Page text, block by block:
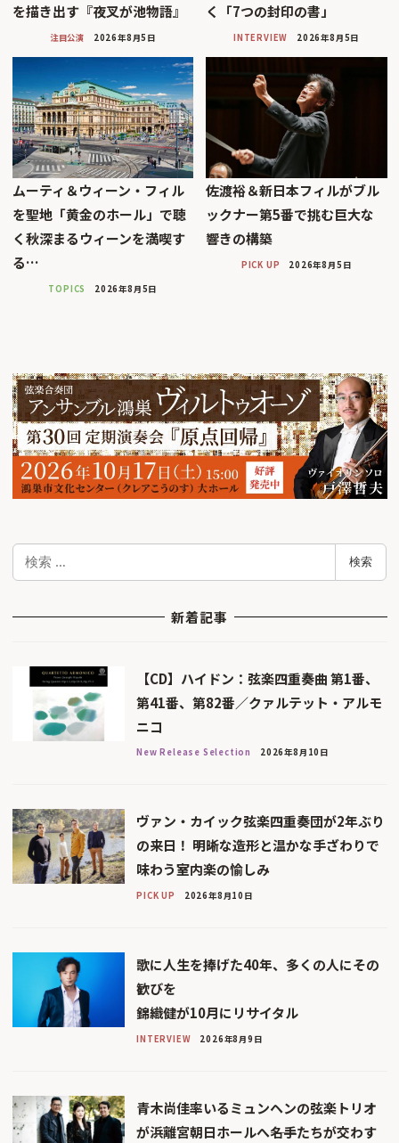
を描き出す『夜叉が池物語』
注目公演 2026年8月5日
く「7つの封印の書」
INTERVIEW 2026年8月5日
ムーティ＆ウィーン・フィル
を聖地「黄金のホール」で聴
く秋深まるウィーンを満喫す
る…
TOPICS 2026年8月5日
佐渡裕＆新日本フィルがブル
ックナー第5番で挑む巨大な
響きの構築
PICK UP 2026年8月5日
検
検索
新着記事
【CD】ハイドン：弦楽四重奏曲 第1番、
第41番、第82番／クァルテット・アルモ
ニコ
New Release Selection 2026年8月10日
ヴァン・カイック弦楽四重奏団が2年ぶり
の来日！ 明晰な造形と温かな手ざわりで
味わう室内楽の愉しみ
PICK UP 2026年8月10日
歌に人生を捧げた40年、多くの人にその
歓びを
錦織健が10月にリサイタル
INTERVIEW 2026年8月9日
青木尚佳率いるミュンヘンの弦楽トリオ
が浜離宮朝日ホールへ――名手たちが交わす